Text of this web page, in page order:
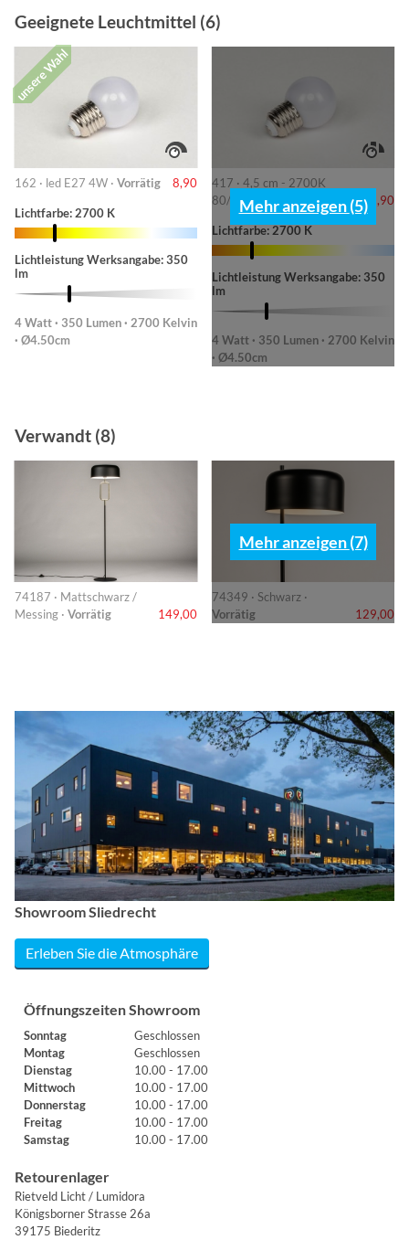
Geeignete Leuchtmittel (6)
unsere Wahl
162 · led E27 4W · Vorrätig 8,90
Lichtfarbe: 2700 K
Lichtleistung Werksangabe: 350
lm
4 Watt · 350 Lumen · 2700 Kelvin
· Ø4.50cm
417 · 4,5 cm - 2700K
80/180/370lm ·
Vorrätig 8,90
Lichtfarbe: 2700 K
Lichtleistung Werksangabe: 350
lm
4 Watt · 350 Lumen · 2700 Kelvin
· Ø4.50cm
Mehr anzeigen (5)
Verwandt (8)
74187 · Mattschwarz /
Messing · Vorrätig 149,00
74349 · Schwarz ·
Vorrätig
129,00
Mehr anzeigen (7)
Showroom Sliedrecht
Erleben Sie die Atmosphäre
Öffnungszeiten Showroom
Sonntag
Geschlossen
Montag
Geschlossen
Dienstag
10.00 - 17.00
Mittwoch
10.00 - 17.00
Donnerstag
10.00 - 17.00
Freitag
10.00 - 17.00
Samstag
10.00 - 17.00
Retourenlager
Rietveld Licht / Lumidora
Königsborner Strasse 26a
39175 Biederitz